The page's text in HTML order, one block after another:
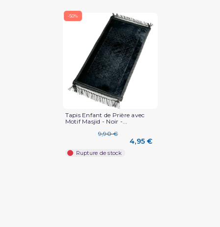
(1 avis)
-50%
Tapis Enfant de Prière avec
Motif Masjid - Noir -...
9,90 €
4,95 €
Rupture de stock